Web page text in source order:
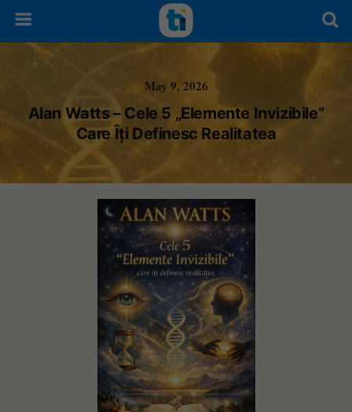
May 9, 2026
Alan Watts – Cele 5 „Elemente Invizibile”
Care Îți Definesc Realitatea